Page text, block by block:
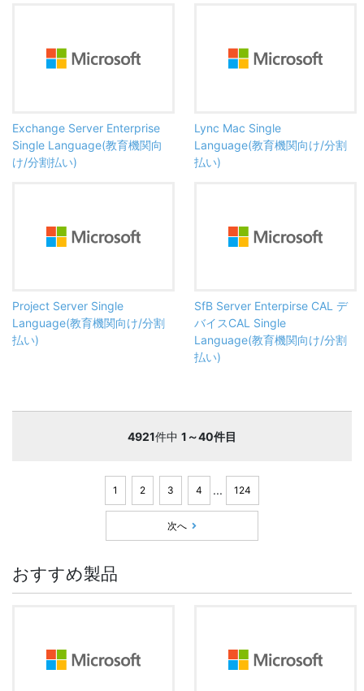
Exchange Server Enterprise
Single Language(教育機関向
け/分割払い)
Lync Mac Single
Language(教育機関向け/分割
払い)
Project Server Single
Language(教育機関向け/分割
払い)
SfB Server Enterpirse CAL デ
バイスCAL Single
Language(教育機関向け/分割
払い)
4921件中 1～40件目
1 2 3 4 ... 124
次へ
おすすめ製品